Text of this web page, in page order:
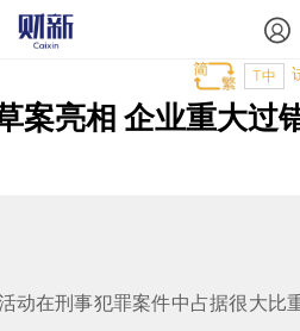
T中
案亮相 企业重大过
动在刑事犯罪案件中占据很大比重